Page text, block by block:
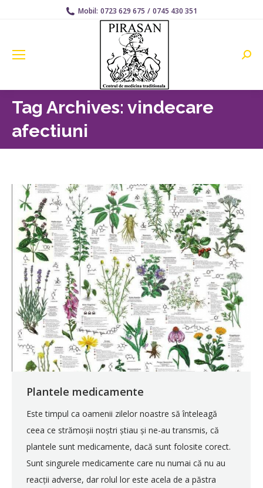
Mobil: 0723 629 675 / 0745 430 351
Tag Archives: vindecare
afectiuni
Plantele medicamente
Este timpul ca oamenii zilelor noastre să înteleagă
ceea ce strămoșii noștri știau și ne-au transmis, că
plantele sunt medicamente, dacă sunt folosite corect.
Sunt singurele medicamente care nu numai că nu au
reacții adverse, dar rolul lor este acela de a păstra